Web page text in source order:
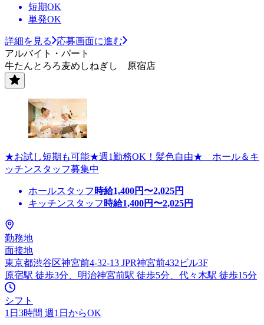
短期OK
単発OK
詳細を見る
応募画面に進む
アルバイト・パート
牛たんとろろ麦めしねぎし 原宿店
★お試し短期も可能★週1勤務OK！髪色自由★ ホール＆キ
ッチンスタッフ募集中
ホールスタッフ 時給1,400円〜2,025円
キッチンスタッフ 時給1,400円〜2,025円
勤務地
面接地
東京都渋谷区神宮前4-32-13 JPR神宮前432ビル3F
原宿駅 徒歩3分、明治神宮前駅 徒歩5分、代々木駅 徒歩15分
シフト
1日3時間 週1日からOK